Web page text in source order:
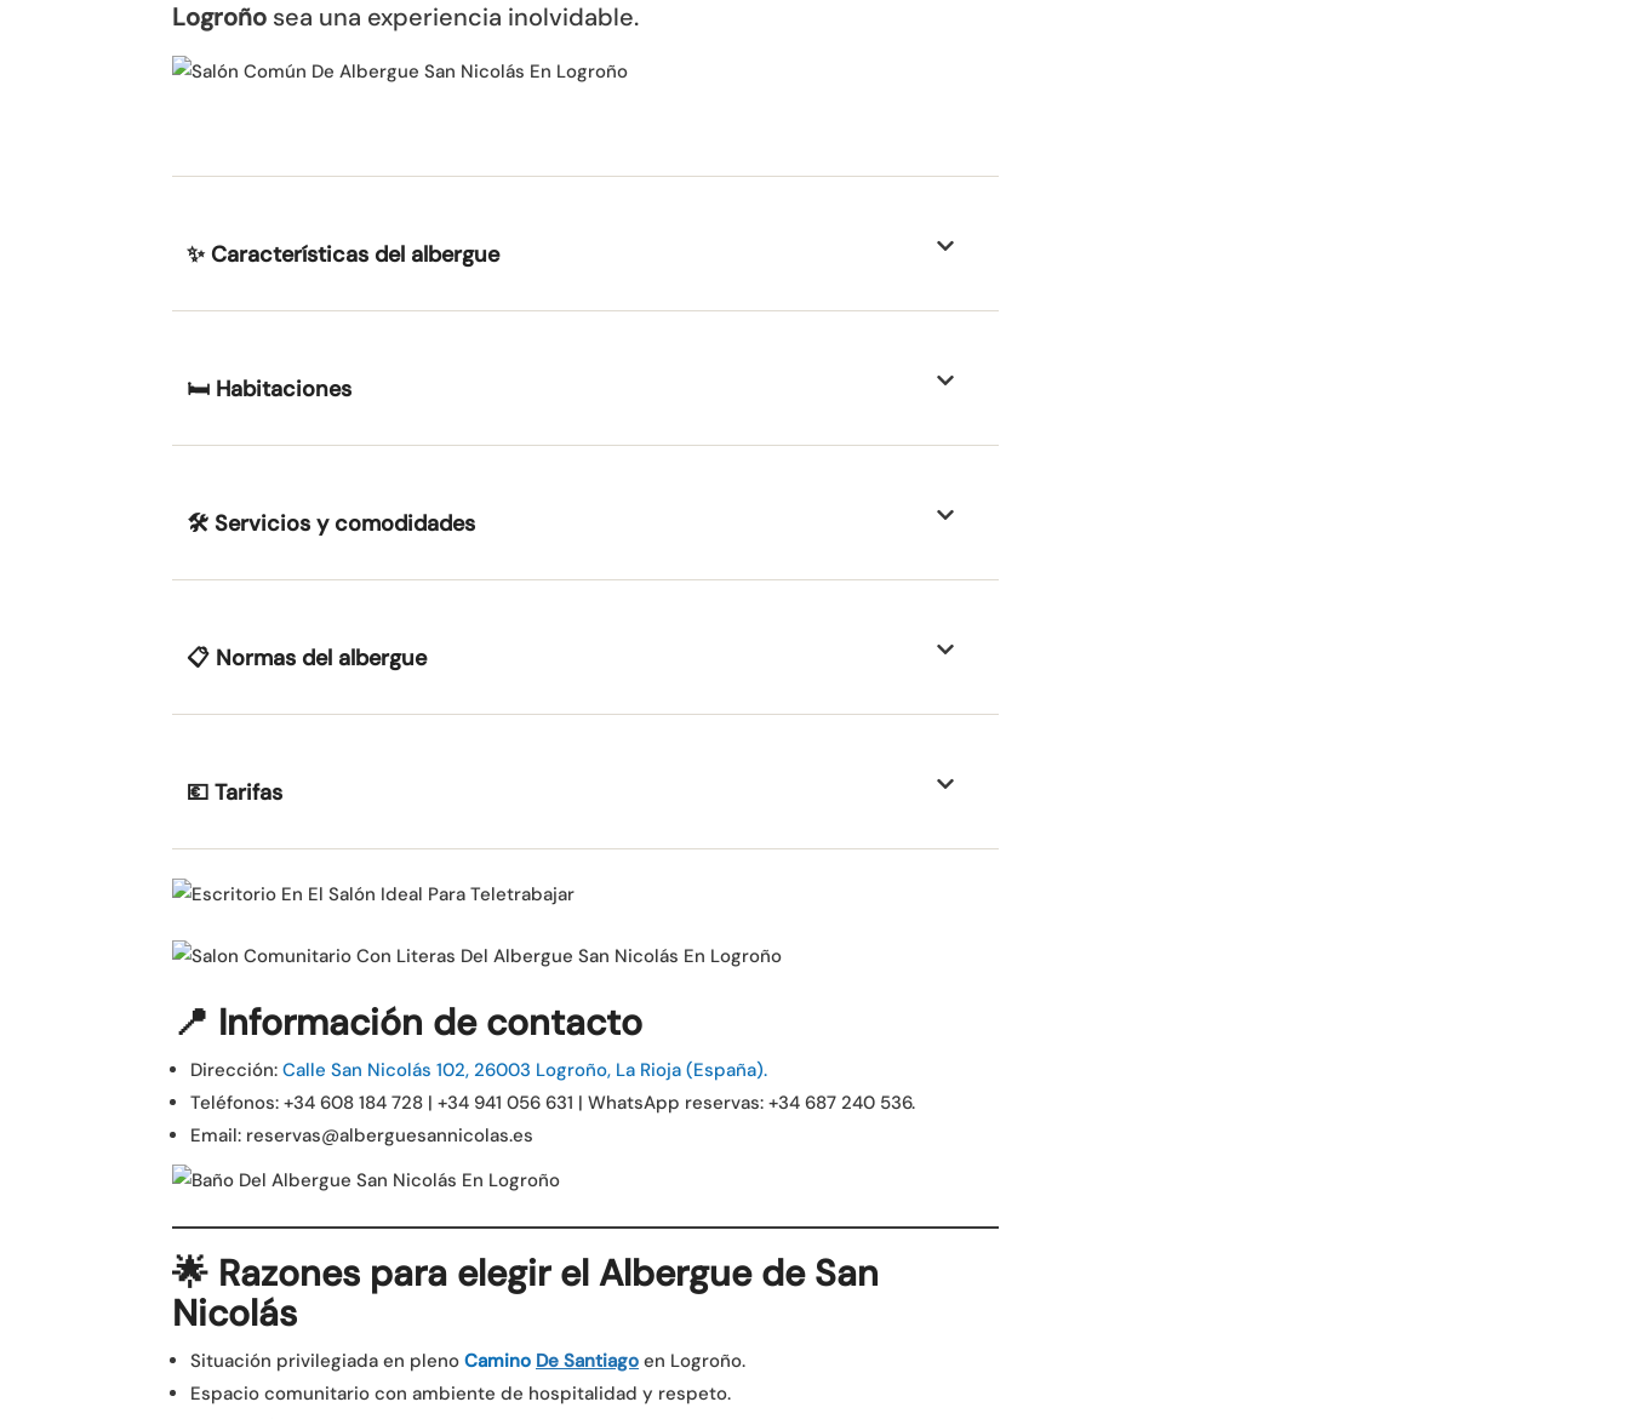
Logroño sea una experiencia inolvidable.
✨ Características del albergue
🛏 Habitaciones
🛠 Servicios y comodidades
📋 Normas del albergue
💶 Tarifas
📍 Información de contacto
Dirección: Calle San Nicolás 102, 26003 Logroño, La Rioja (España).
Teléfonos: +34 608 184 728 | +34 941 056 631 | WhatsApp reservas: +34 687 240 536.
Email: reservas@alberguesannicolas.es
🌟 Razones para elegir el Albergue de San
Nicolás
Situación privilegiada en pleno Camino De Santiago en Logroño.
Espacio comunitario con ambiente de hospitalidad y respeto.